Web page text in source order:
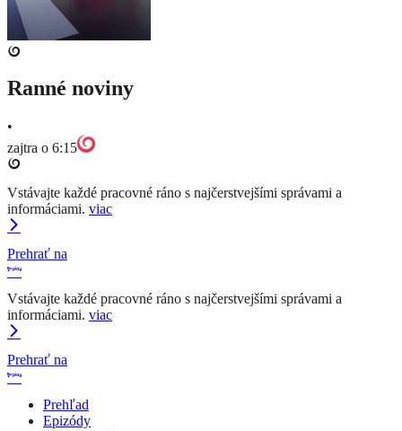
Ranné noviny
•
zajtra o 6:15
Vstávajte každé pracovné ráno s najčerstvejšími správami a
informáciami. viac
Prehrať na
Vstávajte každé pracovné ráno s najčerstvejšími správami a
informáciami. viac
Prehrať na
Prehľad
Epizódy